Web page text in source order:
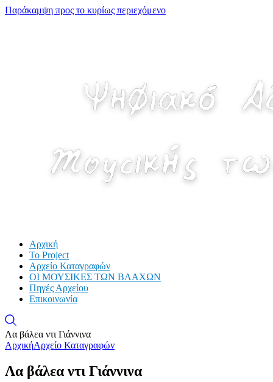
Παράκαμψη προς το κυρίως περιεχόμενο
Αρχική
Το Project
Αρχείο Καταγραφών
ΟΙ ΜΟΥΣΙΚΕΣ ΤΩΝ ΒΛΑΧΩΝ
Πηγές Αρχείου
Επικοινωνία
Λα βάλεα ντι Γιάννινα
ΑρχικήΑρχείο Καταγραφών
Λα βάλεα ντι Γιάννινα